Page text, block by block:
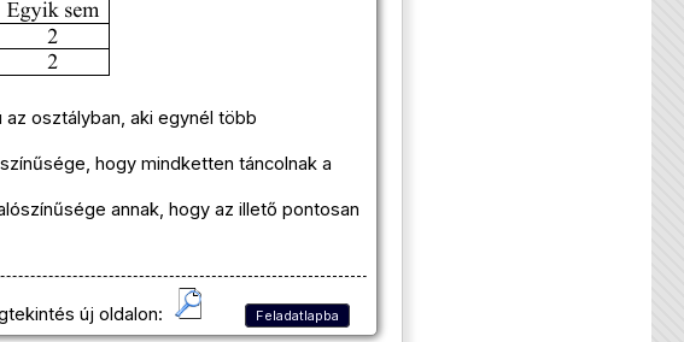
az osztályban, aki egynél több
hogy mindketten táncolnak a
annak, hogy az illető pontosan
új oldalon: Feladatlapba